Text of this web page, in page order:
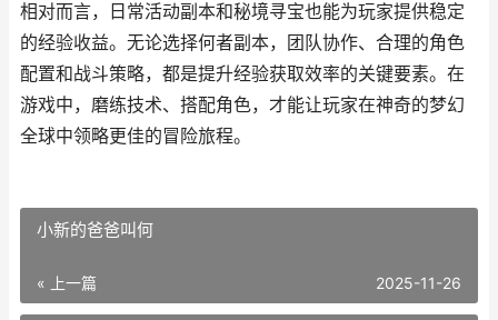
相对而言，日常活动副本和秘境寻宝也能为玩家提供稳定
的经验收益。无论选择何者副本，团队协作、合理的角色
配置和战斗策略，都是提升经验获取效率的关键要素。在
游戏中，磨练技术、搭配角色，才能让玩家在神奇的梦幻
全球中领略更佳的冒险旅程。
小新的爸爸叫何
« 上一篇 2025-11-26